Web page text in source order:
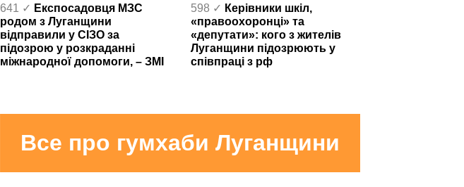
641 ✓ Експосадовця МЗС
родом з Луганщини
відправили у СІЗО за
підозрою у розкраданні
міжнародної допомоги, – ЗМІ
598 ✓ Керівники шкіл,
«правоохоронці» та
«депутати»: кого з жителів
Луганщини підозрюють у
співпраці з рф
Все про гумхаби Луганщини